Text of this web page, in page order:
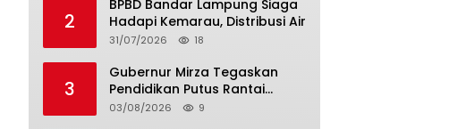
2
BPBD Bandar Lampung Siaga
Hadapi Kemarau, Distribusi Air
31/07/2026 18
3
Gubernur Mirza Tegaskan
Pendidikan Putus Rantai
Kemiskinan
03/08/2026 9